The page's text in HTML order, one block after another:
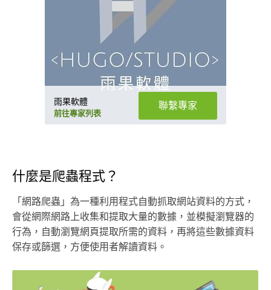
雨果軟體
前往專家列表
聯繫專家
什麼是爬蟲程式？
「網路爬蟲」為一種利用程式自動抓取網站資料的方式，
會從網際網路上收集和提取大量的數據，並模擬瀏覽器的
行為，自動瀏覽網頁提取所需的資料，再將這些數據資料
保存或篩選，方便使用者解讀資料。